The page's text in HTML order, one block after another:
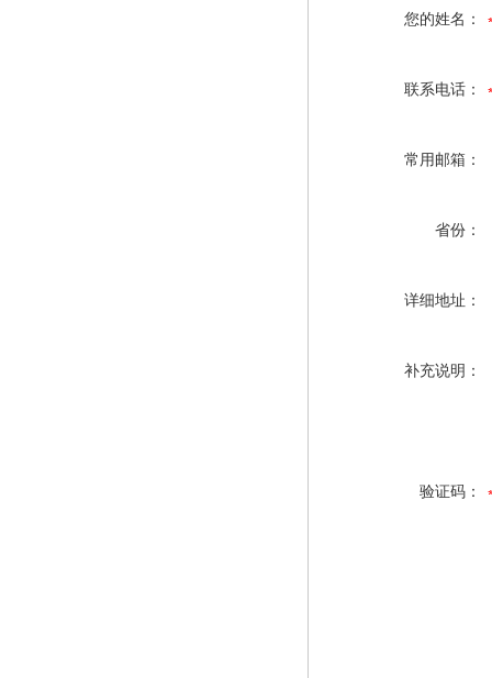
您的姓名：
联系电话：
常用邮箱：
省份：
详细地址：
补充说明：
验证码：